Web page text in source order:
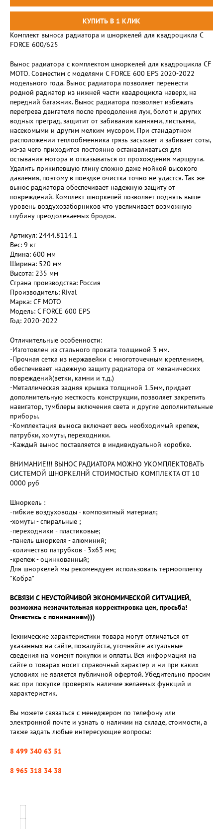
Комплект выноса радиатора и шноркелей для квадроцикла C
FORCE 600/625
Вынос радиатора с комплектом шноркелей для квадроцикла CF
MOTO. Совместим с моделями C FORCE 600 EPS 2020-2022
модельного года. Вынос радиатора позволяет перенести
родной радиатор из нижней части квадроцикла наверх, на
передний багажник. Вынос радиатора позволяет избежать
перегрева двигателя после преодоления луж, болот и других
водных преград, защитит от забивания камнями, листьями,
насекомыми и другим мелким мусором. При стандартном
расположении теплообменника грязь засыхает и забивает соты,
из-за чего приходится постоянно останавливаться для
остывания мотора и отказываться от прохождения маршрута.
Удалить прикипевшую глину сложно даже мойкой высокого
давления, поэтому в поездке очистка точно не удастся. Так же
вынос радиатора обеспечивает надежную защиту от
повреждений. Комплект шноркелей позволяет поднять выше
уровень воздухозаборников что увеличивает возможную
глубину преодолеваемых бродов.
Артикул: 2444.8114.1
Вес: 9 кг
Длина: 600 мм
Ширина: 520 мм
Высота: 235 мм
Страна производства: Россия
Производитель: Rival
Марка: CF MOTO
Модель: C FORCE 600 EPS
Год: 2020-2022
Отличительные особенности:
-Изготовлен из стального проката толщиной 3 мм.
-Прочная сетка из нержавейки с многоточечным креплением,
обеспечивает надежную защиту радиатора от механических
повреждений(ветки, камни и т.д.)
-Металлическая задняя крышка толщиной 1.5мм, придает
дополнительную жесткость конструкции, позволяет закрепить
навигатор, тумблеры включения света и другие дополнительные
приборы.
-Комплектация выноса включает весь необходимый крепеж,
патрубки, хомуты, переходники.
-Каждый вынос поставляется в индивидуальной коробке.
ВНИМАНИЕ!!! ВЫНОС РАДИАТОРА МОЖНО УКОМПЛЕКТОВАТЬ
СИСТЕМОЙ ШНОРКЕЛНЙ СТОИМОСТЬЮ КОМПЛЕКТА ОТ 10
0000 руб
Шноркель :
-гибкие воздуховоды - композитный материал;
-хомуты - спиральные ;
-переходники - пластиковые;
-панель шноркеля - алюминий;
-количество патрубков - 3х63 мм;
-крепеж - оцинкованный;
Для шноркелей мы рекомендуем использовать термооплетку
"Кобра"
ВСВЯЗИ С НЕУСТОЙЧИВОЙ ЭКОНОМИЧЕСКОЙ СИТУАЦИЕЙ,
возможна незначительная корректировка цен, просьба!
Отнестись с пониманием)))
Технические характеристики товара могут отличаться от
указанных на сайте, пожалуйста, уточняйте актуальные
сведения на момент покупки и оплаты. Вся информация на
сайте о товарах носит справочный характер и ни при каких
условиях не является публичной офертой. Убедительно просим
вас при покупке проверять наличие желаемых функций и
характеристик.
Вы можете связаться с менеджером по телефону или
электронной почте и узнать о наличии на складе, стоимости, а
также задать любые интересующие вопросы:
8 499 340 63 51
8 965 318 34 38